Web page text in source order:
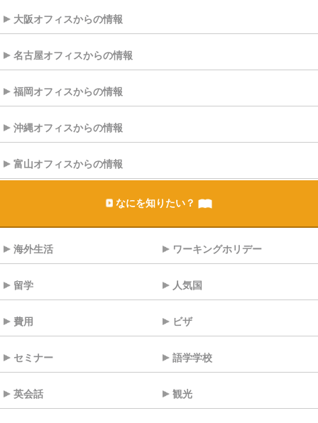
大阪オフィスからの情報
名古屋オフィスからの情報
福岡オフィスからの情報
沖縄オフィスからの情報
富山オフィスからの情報
なにを知りたい？
海外生活 ワーキングホリデー
留学 人気国
費用 ビザ
セミナー 語学学校
英会話 観光